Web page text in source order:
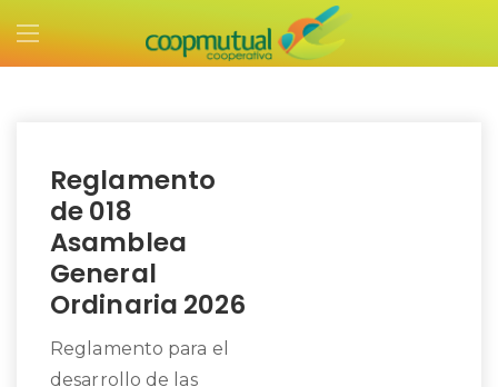
Reglamento
de 018
Asamblea
General
Ordinaria 2026
Reglamento para el
desarrollo de las